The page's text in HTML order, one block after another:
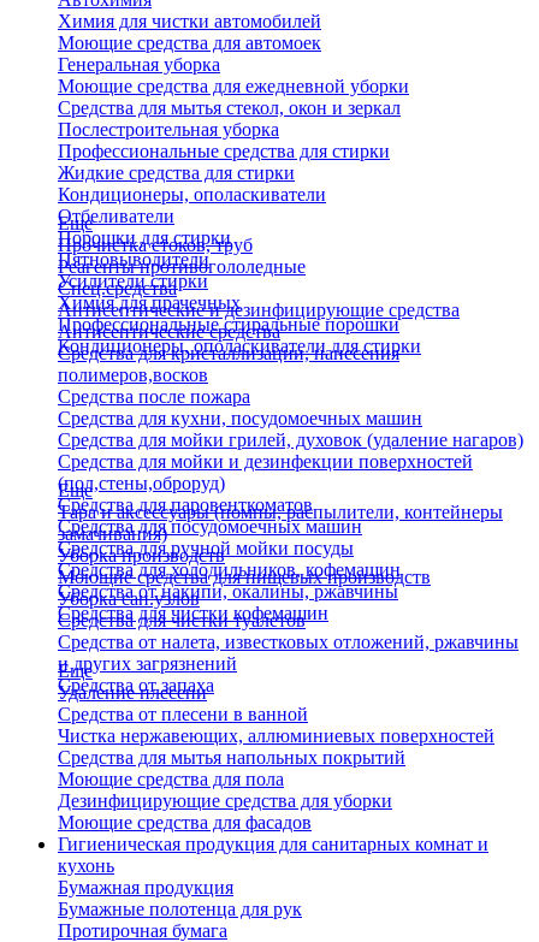
Химия для чистки автомобилей
Моющие средства для автомоек
Генеральная уборка
Моющие средства для ежедневной уборки
Средства для мытья стекол, окон и зеркал
Послестроительная уборка
Профессиональные средства для стирки
Жидкие средства для стирки
Кондиционеры, ополаскиватели
Отбеливатели
Порошки для стирки
Пятновыводители
Усилители стирки
Химия для прачечных
Профессиональные стиральные порошки
Кондиционеры, ополаскиватели для стирки
Еще
Прочистка стоков, труб
Реагенты противогололедные
Спец.средства
Антисептические и дезинфицирующие средства
Антисептические средства
Средства для кристаллизации, нанесения
полимеров,восков
Средства после пожара
Средства для кухни, посудомоечных машин
Средства для мойки грилей, духовок (удаление нагаров)
Средства для мойки и дезинфекции поверхностей
(пол,стены,оброруд)
Средства для паровенткоматов
Средства для посудомоечных машин
Средства для ручной мойки посуды
Средства для холодильников, кофемашин
Средства от накипи, окалины, ржавчины
Средства для чистки кофемашин
Еще
Тара и аксессуары (помпы, распылители, контейнеры
замачивания)
Уборка производств
Моющие средства для пищевых производств
Уборка сан.узлов
Средства для чистки туалетов
Средства от налета, известковых отложений, ржавчины
и других загрязнений
Средства от запаха
Еще
Удаление плесени
Средства от плесени в ванной
Чистка нержавеющих, аллюминиевых поверхностей
Средства для мытья напольных покрытий
Моющие средства для пола
Дезинфицирующие средства для уборки
Моющие средства для фасадов
Гигиеническая продукция для санитарных комнат и
кухонь
Бумажная продукция
Бумажные полотенца для рук
Протирочная бумага